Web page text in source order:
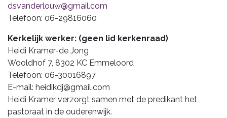
dsvanderlouw@gmail.com
Telefoon: 06-29816060
Kerkelijk werker: (geen lid kerkenraad)
Heidi Kramer-de Jong
Wooldhof 7, 8302 KC Emmeloord
Telefoon: 06-30016897
E-mail: heidikdj@gmail.com
Heidi Kramer verzorgt samen met de predikant het
pastoraat in de ouderenwijk.